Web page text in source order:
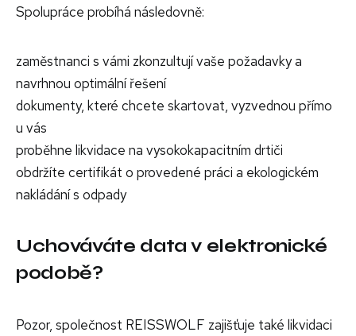
Spolupráce probíhá následovně:
zaměstnanci s vámi zkonzultují vaše požadavky a
navrhnou optimální řešení
dokumenty, které chcete skartovat, vyzvednou přímo
u vás
proběhne likvidace na vysokokapacitním drtiči
obdržíte certifikát o provedené práci a ekologickém
nakládání s odpady
Uchováváte data v elektronické
podobě?
Pozor, společnost REISSWOLF zajišťuje také likvidaci